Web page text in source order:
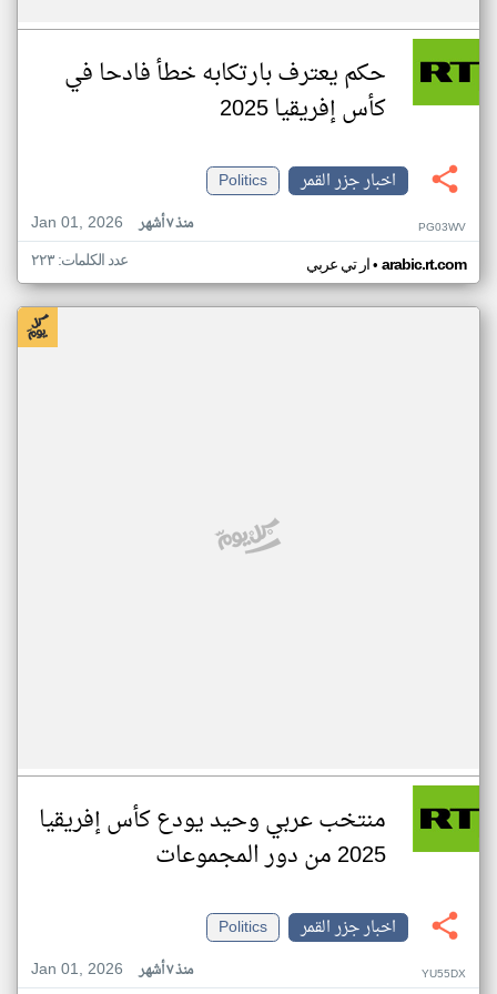
حكم يعترف بارتكابه خطأ فادحا في
كأس إفريقيا 2025
اخبار جزر القمر
Politics
Jan 01, 2026
منذ ٧ أشهر PG03WV
ار تي عربي• arabic.rt.com عدد الكلمات: ٢٢٣
منتخب عربي وحيد يودع كأس إفريقيا
2025 من دور المجموعات
اخبار جزر القمر
Politics
Jan 01, 2026
منذ ٧ أشهر YU55DX